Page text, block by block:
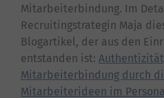
Mitarbeiterbindung. Im
Recruitingstrategin Maja
Blogartikel, der aus den
entstanden ist:
Mitarbeiterbindung durch
Mitarbeiterideen im